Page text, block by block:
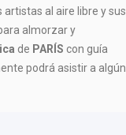
artistas al aire libre y sus
almorzar y
de PARÍS con guía
podrá asistir a algún